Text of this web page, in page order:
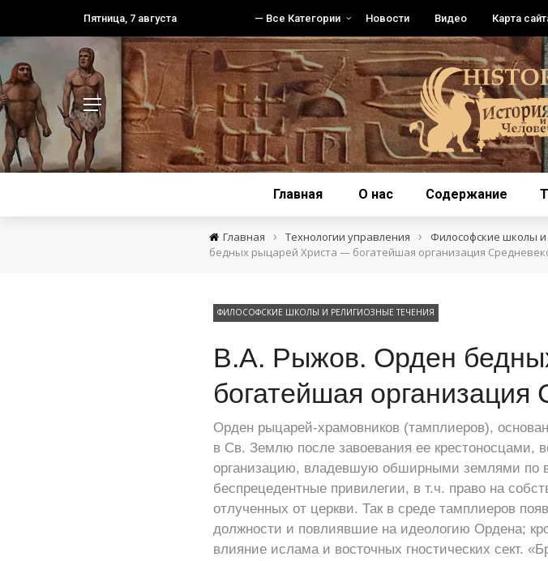
Пятница, 7 августа — Все Категории Новости Видео Карта
Главная О нас Содержание
Главная › Технологии управления › Философские школы
бедных рыцарей Христа — богатейшая организация
ФИЛОСОФСКИЕ ШКОЛЫ И РЕЛИГИОЗНЫЕ ТЕЧЕНИЯ
В.А. Рыжов. Орден
богатейшая организация
Орден рыцарей-храмовников (тамплиеров),
в Св. Землю после завоевания ее крестоносцами,
организацию, владевшую обширными землями по
беспрецедентные привилегии, в т.ч. право на
отлученных от церкви. Так в среде тамплиеров
должности и повлиявшие на идеологию Ордена;
влияние ислама и восточных гностических сект.